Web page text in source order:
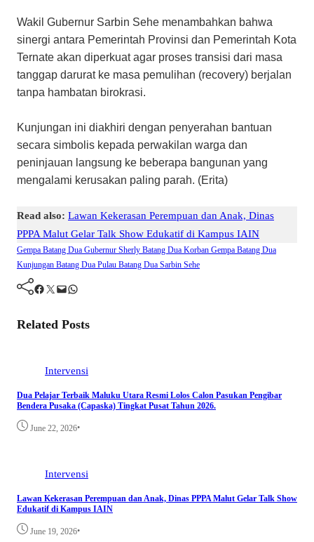
​Wakil Gubernur Sarbin Sehe menambahkan bahwa
sinergi antara Pemerintah Provinsi dan Pemerintah Kota
Ternate akan diperkuat agar proses transisi dari masa
tanggap darurat ke masa pemulihan (recovery) berjalan
tanpa hambatan birokrasi.
​Kunjungan ini diakhiri dengan penyerahan bantuan
secara simbolis kepada perwakilan warga dan
peninjauan langsung ke beberapa bangunan yang
mengalami kerusakan paling parah. (Erita)
Read also: Lawan Kekerasan Perempuan dan Anak, Dinas
PPPA Malut Gelar Talk Show Edukatif di Kampus IAIN
Gempa Batang Dua Gubernur Sherly Batang Dua Korban Gempa Batang Dua
Kunjungan Batang Dua Pulau Batang Dua Sarbin Sehe
Facebook Twitter Mail WhatsApp
Related Posts
Intervensi
Dua Pelajar Terbaik Maluku Utara Resmi Lolos Calon Pasukan Pengibar
Bendera Pusaka (Capaska) Tingkat Pusat Tahun 2026.
June 22, 2026•
Intervensi
Lawan Kekerasan Perempuan dan Anak, Dinas PPPA Malut Gelar Talk Show
Edukatif di Kampus IAIN
June 19, 2026•